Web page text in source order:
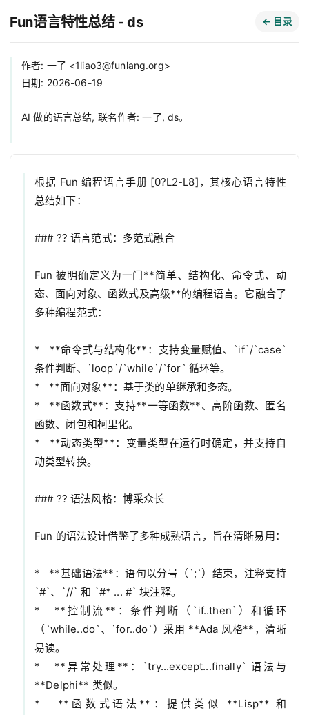
Fun语言特性总结 - ds ← 目录
作者: 一了 <1liao3@funlang.org>
日期: 2026-06-19
AI 做的语言总结, 联名作者: 一了, ds。
根据 Fun 编程语言手册 [0?L2-L8]，其核心语言特性
总结如下：
### ?? 语言范式：多范式融合
Fun 被明确定义为一门**简单、结构化、命令式、动
态、面向对象、函数式及高级**的编程语言。它融合了
多种编程范式：
*   **命令式与结构化**：支持变量赋值、`if`/`case`
条件判断、`loop`/`while`/`for` 循环等。
*   **面向对象**：基于类的单继承和多态。
*   **函数式**：支持**一等函数**、高阶函数、匿名
函数、闭包和柯里化。
*   **动态类型**：变量类型在运行时确定，并支持自
动类型转换。
### ?? 语法风格：博采众长
Fun 的语法设计借鉴了多种成熟语言，旨在清晰易用：
*   **基础语法**：语句以分号（`;`）结束，注释支持
`#`、`//` 和 `#* ... #` 块注释。
*   **控制流**：条件判断（`if..then`）和循环
（`while..do`、`for..do`）采用 **Ada 风格**，清晰
易读。
*   **异常处理**：`try...except...finally` 语法与
**Delphi** 类似。
*   **函数式语法**：提供类似 **Lisp** 和